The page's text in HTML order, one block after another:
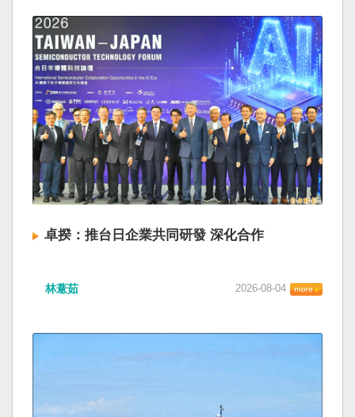
卓揆：推台日企業共同研發 深化合作
林薏茹 2026-08-04